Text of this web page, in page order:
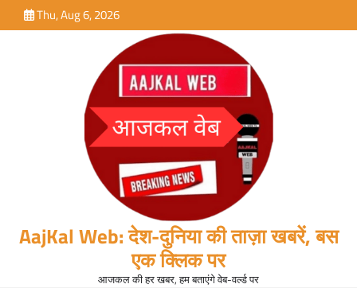
to
Thu, Aug 6, 2026
AajKal Web: देश-दुनिया की ताज़ा खबरें, बस
एक क्लिक पर
आजकल की हर खबर, हम बताएंगे वेब-वर्ल्ड पर